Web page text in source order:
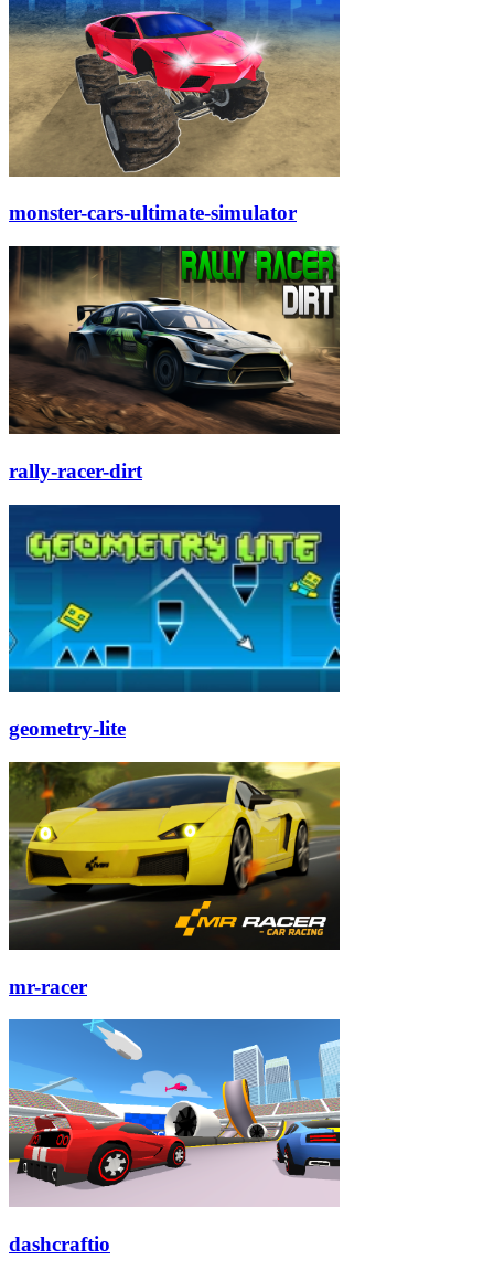
monster-cars-ultimate-simulator
rally-racer-dirt
geometry-lite
mr-racer
dashcraftio